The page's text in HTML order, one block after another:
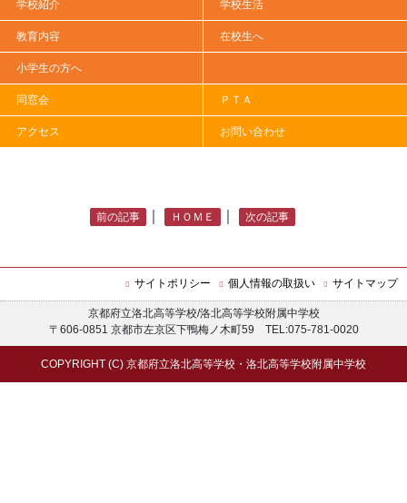
学校紹介 学校生活
教育内容 在校生へ
小学生の方へ
同窓会 ＰＴＡ
アクセス お問い合わせ
報...」をクリックして下さい。
SSH令和４年度指定（第５期）第３年次報告書
前の記事 ＨＯＭＥ 次の記事
サイトポリシー 個人情報の取扱い サイトマップ
京都府立洛北高等学校/洛北高等学校附属中学校
〒606-0851 京都市左京区下鴨梅ノ木町59 TEL:075-781-0020
COPYRIGHT (C) 京都府立洛北高等学校・洛北高等学校附属中学校